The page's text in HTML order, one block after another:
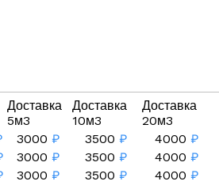
Доставка
5м3
Доставка
10м3
Доставка
20м3
3000 ₽ 3500 ₽ 4000 ₽
3000 ₽ 3500 ₽ 4000 ₽
3000 ₽ 3500 ₽ 4000 ₽